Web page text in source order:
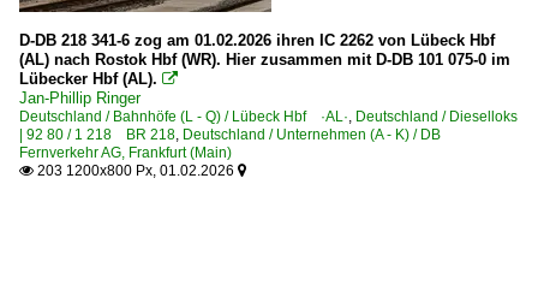
D-DB 218 341-6 zog am 01.02.2026 ihren IC 2262 von Lübeck Hbf
(AL) nach Rostok Hbf (WR). Hier zusammen mit D-DB 101 075-0 im
Lübecker Hbf (AL). 
Jan-Phillip Ringer
Deutschland / Bahnhöfe (L - Q) / Lübeck Hbf ·AL·, Deutschland / Dieselloks
| 92 80 / 1 218 BR 218, Deutschland / Unternehmen (A - K) / DB
Fernverkehr AG, Frankfurt (Main)
 203 1200x800 Px, 01.02.2026 